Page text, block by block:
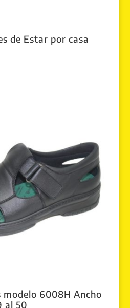
de Estar por casa
modelo 6008H Ancho
al 50